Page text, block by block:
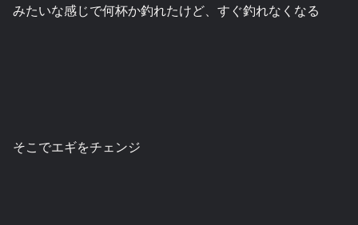
みたいな感じで何杯か釣れたけど、すぐ釣れなくなる
そこでエギをチェンジ